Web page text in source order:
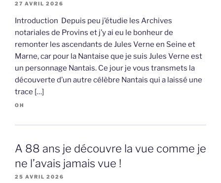
27 AVRIL 2026
Introduction Depuis peu j’étudie les Archives
notariales de Provins et j’y ai eu le bonheur de
remonter les ascendants de Jules Verne en Seine et
Marne, car pour la Nantaise que je suis Jules Verne est
un personnage Nantais. Ce jour je vous transmets la
découverte d’un autre célèbre Nantais qui a laissé une
trace […]
OH
A 88 ans je découvre la vue comme je
ne l’avais jamais vue !
25 AVRIL 2026